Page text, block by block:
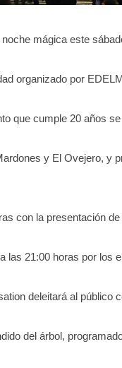
mágica este
organizado por
que cumple 20 años se
y El Ovejero, y
con la presentación
las 21:00 horas por los
deleitará al público
del árbol,